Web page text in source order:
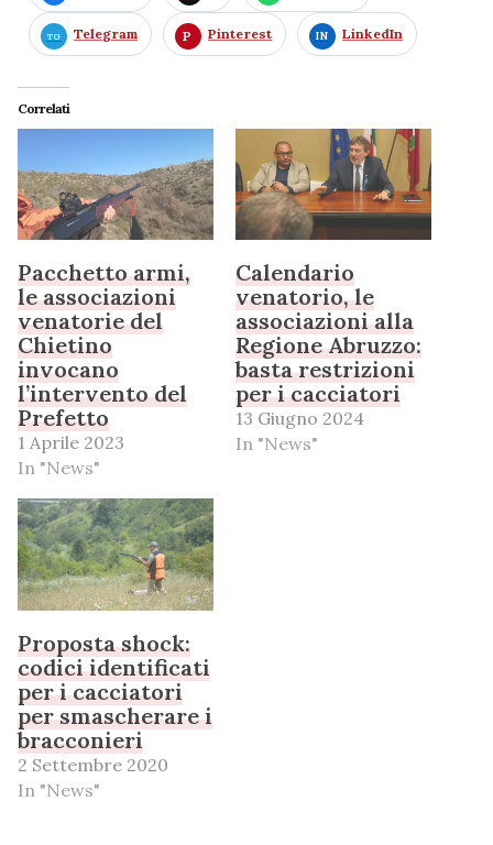
Telegram Pinterest LinkedIn
Correlati
Pacchetto armi,
le associazioni
venatorie del
Chietino
invocano
l’intervento del
Prefetto
1 Aprile 2023
In "News"
Calendario
venatorio, le
associazioni alla
Regione Abruzzo:
basta restrizioni
per i cacciatori
13 Giugno 2024
In "News"
Proposta shock:
codici identificati
per i cacciatori
per smascherare i
bracconieri
2 Settembre 2020
In "News"